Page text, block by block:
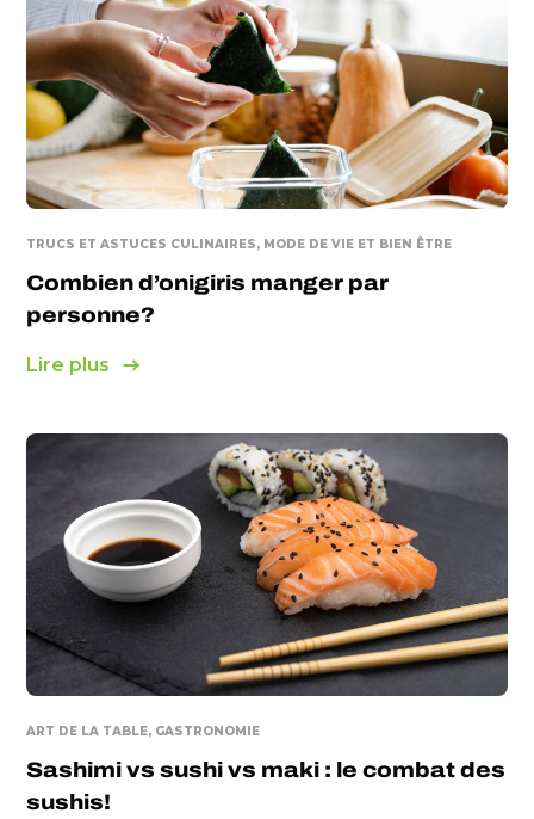
TRUCS ET ASTUCES CULINAIRES, MODE DE VIE ET BIEN ÊTRE
Combien d’onigiris manger par
personne?
Lire plus
ART DE LA TABLE, GASTRONOMIE
Sashimi vs sushi vs maki : le combat des
sushis!